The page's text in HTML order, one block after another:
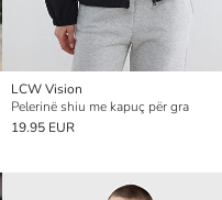
LCW Vision
Pelerinë shiu me kapuç për gra
19.95 EUR